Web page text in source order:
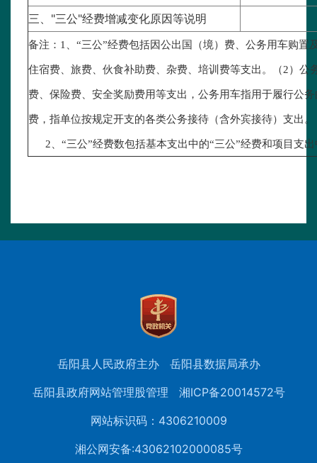
三、"三公"经费增减变化原因等说明
备注： 1、“三公”经费包括因公出国（境）费、公务用车购
住宿费、旅费、伙食补助费、杂费、培训费等支出。（2）
费、保险费、安全奖励费用等支出，公务用车指用于履行公
费，指单位按规定开支的各类公务接待（含外宾接待）支出。
2、“三公”经费数包括基本支出中的“三公”经费和项目支
岳阳县人民政府主办
岳阳县数据局承办
岳阳县政府网站管理股管理
湘ICP备20014572号
网站标识码：4306210009
湘公网安备:43062102000085号